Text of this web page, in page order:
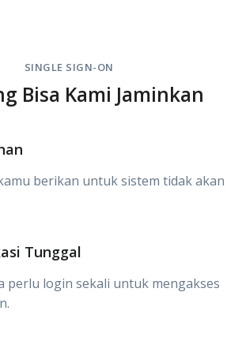
SINGLE SIGN-ON
Bisa Kami Jaminkan
berikan untuk sistem tidak akan
Tunggal
perlu login sekali untuk mengakses